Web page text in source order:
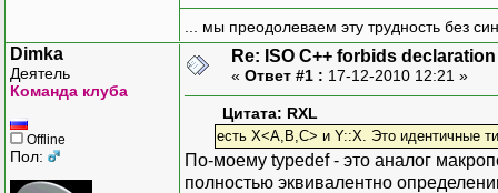
... мы преодолеваем эту трудность без
Dimka
Деятель
Команда клуба
Offline
Пол:
Re: ISO C++ forbids declaration
« Ответ #1 : 17-12-2010 12:21 »
Цитата: RXL
есть X<A,B,C> и Y::X. Это идентичные
По-моему typedef - это аналог
полностью эквивалентно